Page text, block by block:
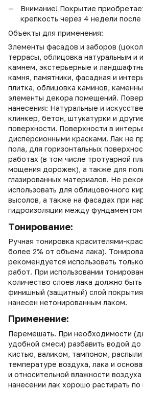
Внимание! Покрытие
крепкость через 4 недели после
Объекты для применения:
Элементы фасадов и заборов
террасы, облицовка натуральным и
камнем, экстерьерные и
камня, памятники, фасадная и
плитка, облицовка каминов,
элементы декора помещений.
нанесения: Натуральные и
клинкер, бетон, штукатурки и
поверхности. Поверхности в
дисперсионными красками. Лак не
пола, для горизонтальных
работах (в том числе тротуарной
мощения дорожек), а также для
глазированных материалов. Не
использовать для облицовочного
высолов, а также на фасадах при
гидроизоляции между фундаментом
Тонирование:
Ручная тонировка красителями-
более 2% от объема лака).
рекомендуется использовать
работ. При использовании
количество слоев лака должно
финишный (защитный) слой
нанесен нетонированным лаком.
Применение:
Перемешать. При необходимости
удобной смеси) разбавить водой до
кистью, валиком, тампоном,
температуре воздуха, лака и
и относительной влажности
нанесении лак хорошо растирать